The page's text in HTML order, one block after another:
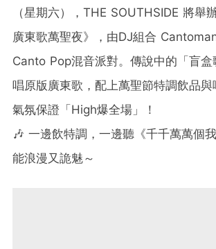
（星期六），THE SOUTHSIDE 將舉
廣東歌萬聖夜》，由DJ組合
Canto Pop混音派對。傳說中的「盲盒
唱原版廣東歌，配上萬聖節特調飲品
氣氛保證「High爆全場」！
🎶 一邊飲特調，一邊聽《千千萬萬個
能浪漫又詭魅～